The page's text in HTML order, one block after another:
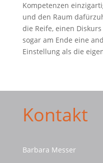
Kompetenzen
und den Raum
die Reife, einen
sogar am Ende eine
Einstellung als die
Kontakt
Barbara Messer